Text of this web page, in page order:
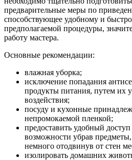
предварительные меры по
способствующее удобному и
предполагаемой процедуры,
работу мастера.
Основные рекомендации:
влажная уборка;
исключение попадания
продукты питания, путем их
воздействия;
посуду и кухонные
непромокаемой пленкой;
предоставить удобный
возможности убрав
немного отодвинув от стен
изолировать домашних